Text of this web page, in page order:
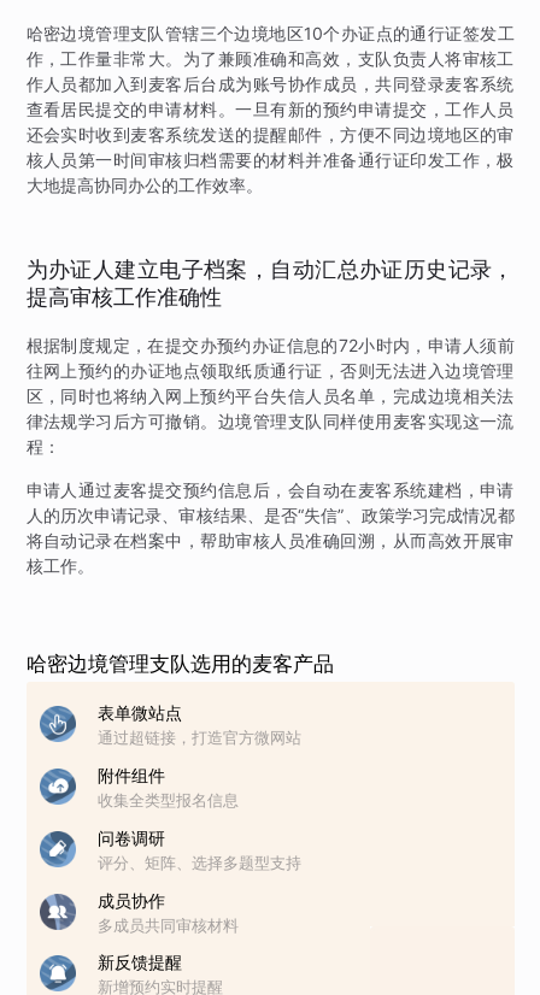
哈密边境管理支队管辖三个边境地区10个办证点的通行证签发工
作，工作量非常大。为了兼顾准确和高效，支队负责人将审核工
作人员都加入到麦客后台成为账号协作成员，共同登录麦客系统
查看居民提交的申请材料。一旦有新的预约申请提交，工作人员
还会实时收到麦客系统发送的提醒邮件，方便不同边境地区的审
核人员第一时间审核归档需要的材料并准备通行证印发工作，极
大地提高协同办公的工作效率。
为办证人建立电子档案，自动汇总办证历史记录，
提高审核工作准确性
根据制度规定，在提交办预约办证信息的72小时内，申请人须前
往网上预约的办证地点领取纸质通行证，否则无法进入边境管理
区，同时也将纳入网上预约平台失信人员名单，完成边境相关法
律法规学习后方可撤销。边境管理支队同样使用麦客实现这一流
程：
申请人通过麦客提交预约信息后，会自动在麦客系统建档，申请
人的历次申请记录、审核结果、是否“失信”、政策学习完成情况都
将自动记录在档案中，帮助审核人员准确回溯，从而高效开展审
核工作。
哈密边境管理支队选用的麦客产品
表单微站点
通过超链接，打造官方微网站
附件组件
收集全类型报名信息
问卷调研
评分、矩阵、选择多题型支持
成员协作
多成员共同审核材料
新反馈提醒
新增预约实时提醒